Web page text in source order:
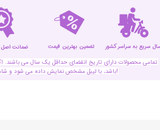
تمامی محصولات دارای تاریخ انقضای حداقل یک سال می باشند.
باشد، با لیبل مشخص نمایش داده می شود و شامل تخفیف ویژه می گردد!
ضمانت اصل تضمین بهترین قیمت سریع به سراسر کشور